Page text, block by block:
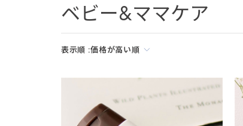
ベビー&ママケア
表示順 :価格が高い順